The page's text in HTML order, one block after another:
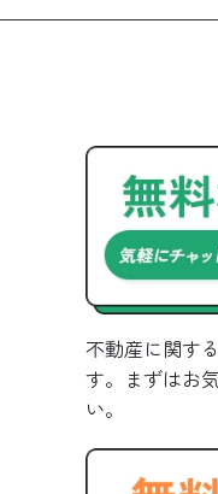
不動産に関す
す。まずはお
い。